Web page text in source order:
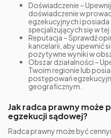
Doświadczenie –
doświadczenie w
egzekucyjnych i
specjalizujących się w tej
Reputacja – Sprawdź
kancelarii, aby upewnić
pozytywne wyniki w
Obszar działalności –
Twoim regionie lub
postępowań
geograficznym.
Jak radca prawny może
egzekucji sądowej?
Radca prawny może być